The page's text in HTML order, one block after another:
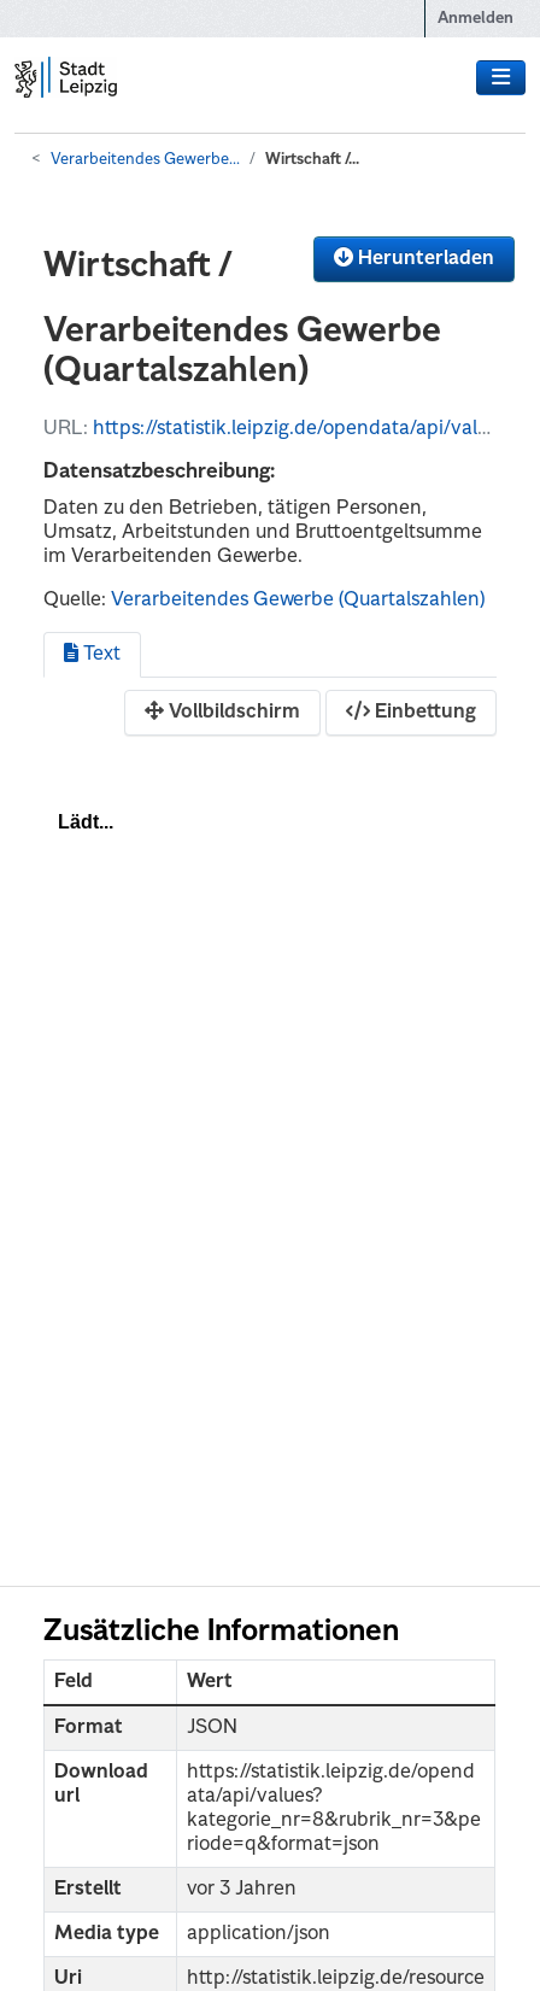
Anmelden
Verarbeitendes Gewerbe... Wirtschaft /...
Herunterladen
Wirtschaft /
Verarbeitendes Gewerbe
(Quartalszahlen)
URL: https://statistik.leipzig.de/opendata/api/values?kategorie_nr=8&rubrik_nr=3&periode=q&format=json
Datensatzbeschreibung:
Daten zu den Betrieben, tätigen Personen,
Umsatz, Arbeitstunden und Bruttoentgeltsumme
im Verarbeitenden Gewerbe.
Quelle: Verarbeitendes Gewerbe (Quartalszahlen)
Text
Vollbildschirm Einbettung
Zusätzliche Informationen
Feld Wert
Format JSON
Download
url
https://statistik.leipzig.de/opend
ata/api/values?
kategorie_nr=8&rubrik_nr=3&pe
riode=q&format=json
Erstellt vor 3 Jahren
Media type application/json
Uri
http://statistik.leipzig.de/resource